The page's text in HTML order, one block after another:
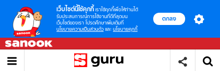
เว็บไซต์นี้ใช้คุกกี้ เราใช้คุกกี้เพื่อให้ท่านได้
รับประสบการณ์การใช้งานที่ดีที่สุดบน
เว็บไซต์ของเรา โปรดศึกษาเพิ่มเติมที่
นโยบายความเป็นส่วนตัว และ นโยบายคุกกี้
ตกลง